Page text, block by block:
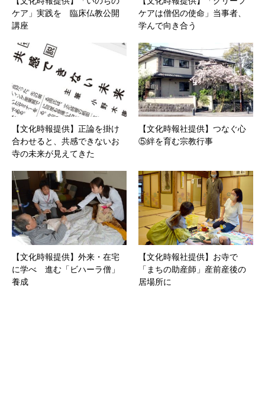
ケア」実践を 臨床仏教公開
講座
ケアは僧侶の使命」当事者、
学んで向き合う
【文化時報提供】正論を掛け
合わせると、共感できないお
寺の未来が見えてきた
【文化時報社提供】つなぐ心
⑤絆を育む宗教行事
【文化時報提供】外来・在宅
に学べ 進む「ビハーラ僧」
養成
【文化時報社提供】お寺で
「まちの助産師」産前産後の
居場所に